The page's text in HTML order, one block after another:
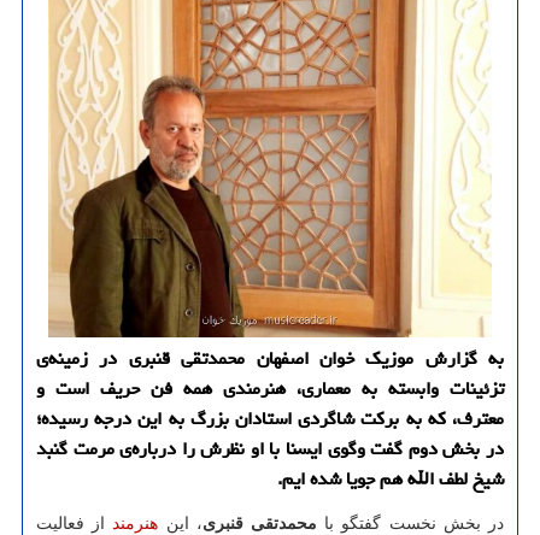
به گزارش موزیک خوان اصفهان محمدتقی قنبری در زمینه‌ی
تزئینات وابسته به معماری، هنرمندی همه فن حریف است و
معترف، که به برکت شاگردی استادان بزرگ به این درجه رسیده؛
در بخش دوم گفت وگوی ایسنا با او نظرش را درباره‌ی مرمت گنبد
شیخ لطف الله هم جویا شده ایم.
در بخش نخست گفتگو با محمدتقی قنبری، این هنرمند
از فعالیت